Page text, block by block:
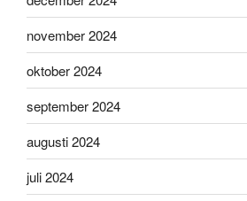
november 2024
oktober 2024
september 2024
augusti 2024
juli 2024